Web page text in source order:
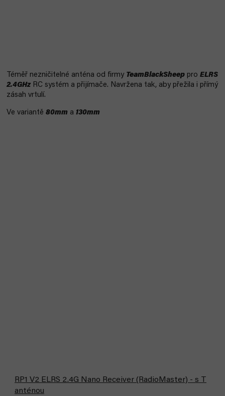
Téměř nezničitelné anténa od firmy TeamBlackSheep pro ELRS
2.4GHz RC systém a přijímače. Navržena tak, aby přežila i přímý
zásah vrtulí.
Ve variantě 80mm a 130mm
RP1 V2 ELRS 2.4G Nano Receiver (RadioMaster) - s T
anténou